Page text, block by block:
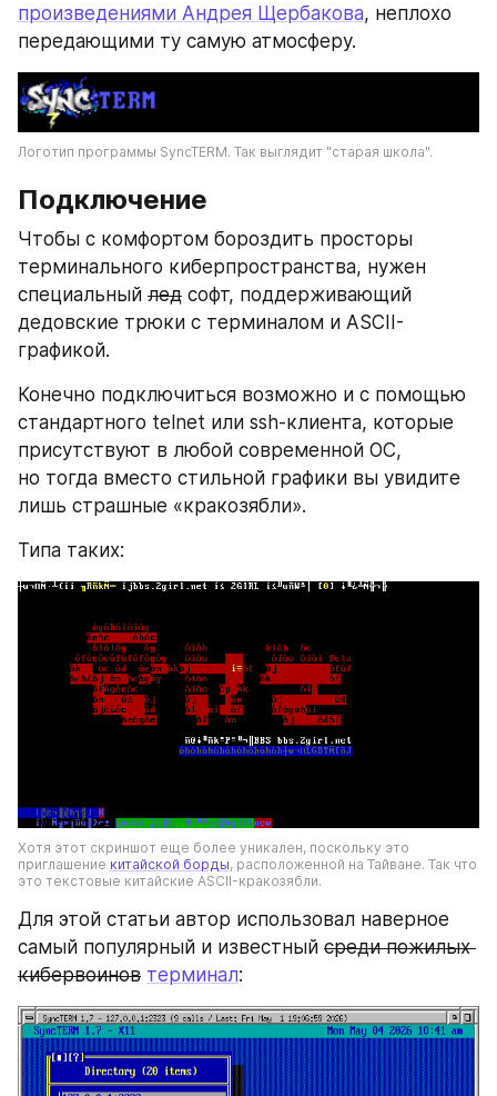
произведениями Андрея Щербакова, неплохо
передающими ту самую атмосферу.
Логотип программы SyncTERM. Так выглядит "старая школа".
Подключение
Чтобы с комфортом бороздить просторы
терминального киберпространства, нужен
специальный лед софт, поддерживающий
дедовские трюки с терминалом и ASCII-
графикой.
Конечно подключиться возможно и с помощью
стандартного telnet или ssh-клиента, которые
присутствуют в любой современной ОС,
но тогда вместо стильной графики вы увидите
лишь страшные «кракозябли».
Типа таких:
Хотя этот скриншот еще более уникален, поскольку это
приглашение китайской борды, расположенной на Тайване. Так что
это текстовые китайские ASCII-кракозябли.
Для этой статьи автор использовал наверное
самый популярный и известный среди пожилых
кибервоинов терминал: